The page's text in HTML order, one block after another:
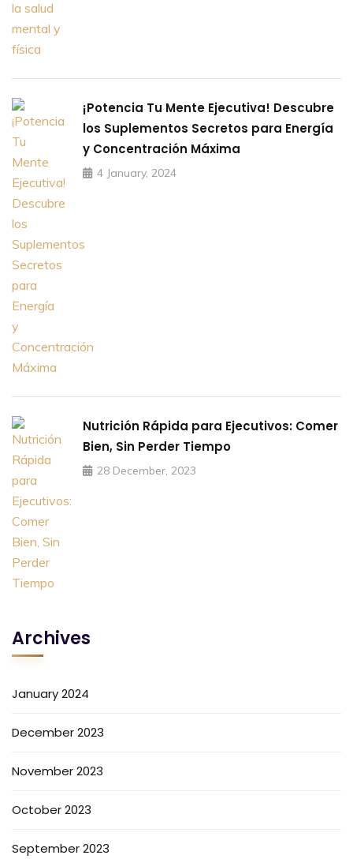
¡Potencia Tu Mente Ejecutiva! Descubre
los Suplementos Secretos para Energía
y Concentración Máxima
4 January, 2024
Nutrición Rápida para Ejecutivos: Comer
Bien, Sin Perder Tiempo
28 December, 2023
Archives
January 2024
December 2023
November 2023
October 2023
September 2023